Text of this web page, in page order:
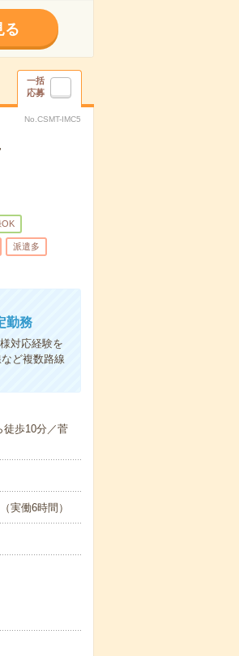
る
一括
応募
No.CSMT-IMC5
OK
派遣多
勤務
対応経験を
ど複数路線
徒歩10分／菅
実働6時間）